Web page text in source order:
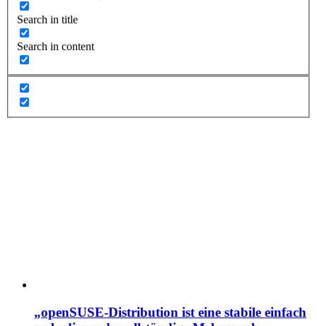
Search in title
Search in content
„openSUSE-Distribution ist eine stabile einfach